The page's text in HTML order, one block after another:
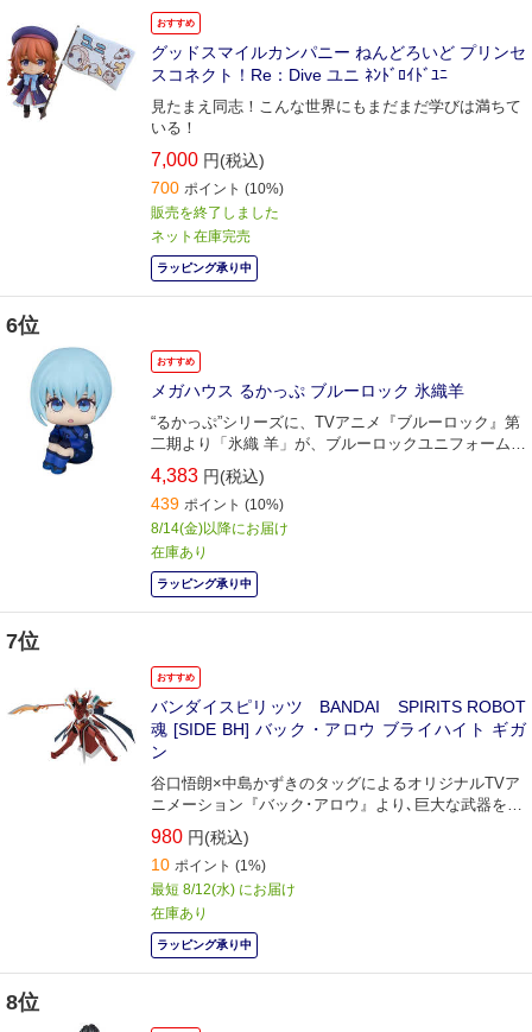
おすすめ
グッドスマイルカンパニー ねんどろいど プリンセ
スコネクト！Re：Dive ユニ ﾈﾝﾄﾞﾛｲﾄﾞﾕﾆ
見たまえ同志！こんな世界にもまだまだ学びは満ちて
いる！
7,000 円(税込)
700 ポイント (10%)
販売を終了しました
ネット在庫完売
ラッピング承り中
6位
おすすめ
メガハウス るかっぷ ブルーロック 氷織羊
“るかっぷ”シリーズに、TVアニメ『ブルーロック』第
二期より「氷織 羊」が、ブルーロックユニフォームで
登場です！
4,383 円(税込)
439 ポイント (10%)
8/14(金)以降にお届け
在庫あり
ラッピング承り中
7位
おすすめ
バンダイスピリッツ BANDAI SPIRITS ROBOT
魂 [SIDE BH] バック・アロウ ブライハイト ギガ
ン
谷口悟朗×中島かずきのタッグによるオリジナルTVア
ニメーション『バック･アロウ』より､巨大な武器を操
るブライハイト｢ギガン｣が登場!
980 円(税込)
10 ポイント (1%)
最短 8/12(水) にお届け
在庫あり
ラッピング承り中
8位